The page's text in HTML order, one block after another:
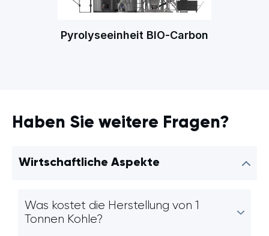
Pyrolyseeinheit BIO-Carbon
Haben Sie weitere Fragen?
Wirtschaftliche Aspekte
Was kostet die Herstellung von 1
Tonnen Kohle?